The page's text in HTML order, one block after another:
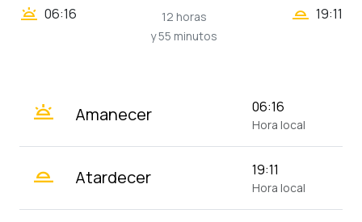
wb_twilight 06:16
12 horas
y 55 minutos
wb_twilight_2 19:11
wb_twilight Amanecer 06:16
Hora local
wb_twilight_2 Atardecer 19:11
Hora local